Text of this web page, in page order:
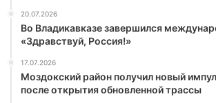
20.07.2026
Во Владикавказе завершился
«Здравствуй, Россия!»
17.07.2026
Моздокский район получил новый
после открытия обновленной трассы